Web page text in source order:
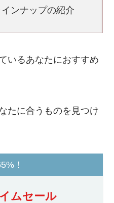
ンナップの紹介
いるあなたにおすすめ
たに合うものを見つけ
！
ムセール